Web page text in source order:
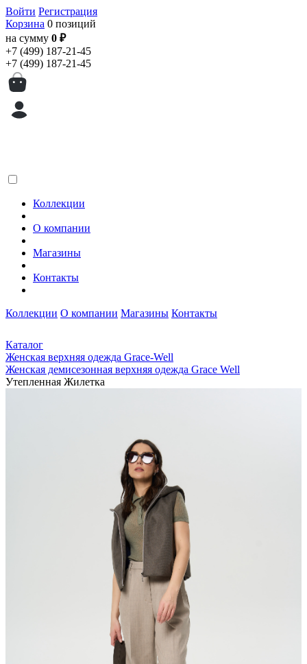
Войти Регистрация
Корзина 0 позиций
на сумму 0 ₽
+7 (499) 187-21-45
+7 (499) 187-21-45
Коллекции
О компании
Магазины
Контакты
Коллекции О компании Магазины Контакты
Каталог
Женская верхняя одежда Grace-Well
Женская демисезонная верхняя одежда Grace Well
Утепленная Жилетка